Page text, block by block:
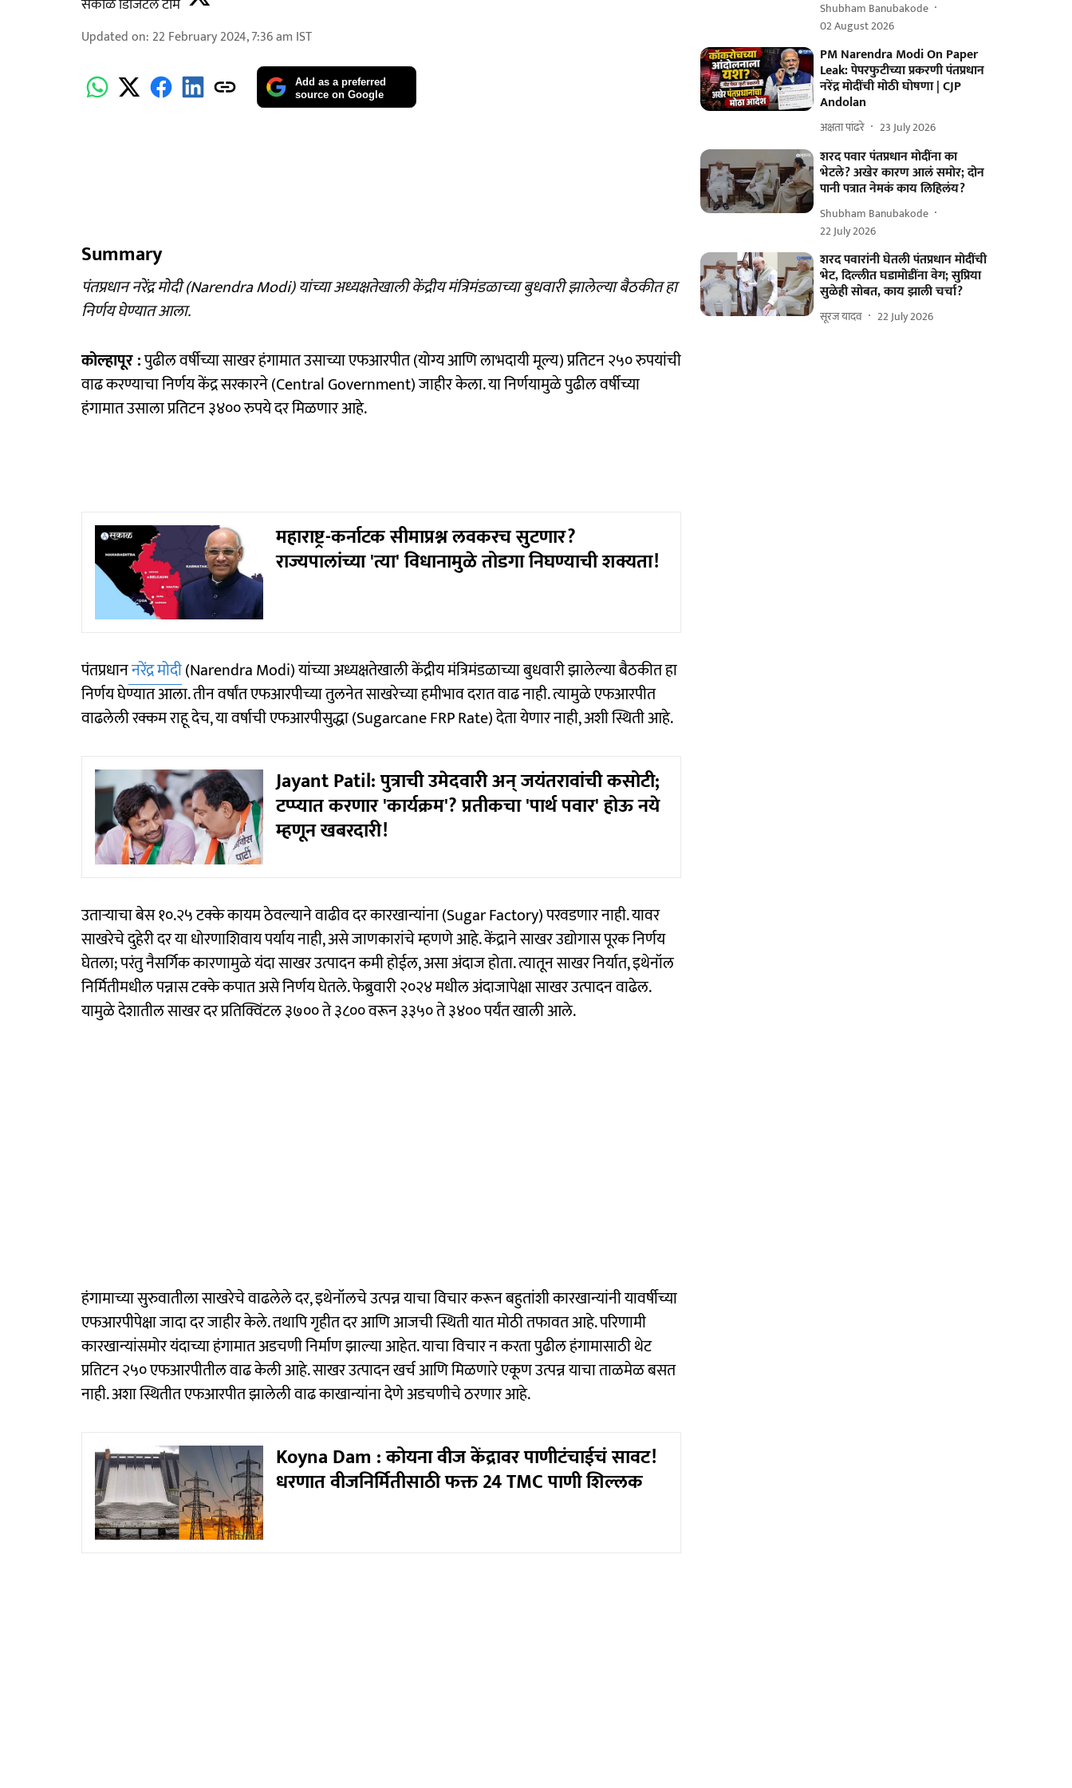
सकाळ डिजिटल टीम
Updated on: 22 February 2024, 7:36 am IST
Add as a preferred
source on Google
Summary
पंतप्रधान नरेंद्र मोदी (Narendra Modi) यांच्या अध्यक्षतेखाली केंद्रीय मंत्रिमंडळाच्या बुधवारी झालेल्या बैठकीत हा
निर्णय घेण्यात आला.
कोल्हापूर :पुढील वर्षीच्या साखर हंगामात उसाच्या एफआरपीत (योग्य आणि लाभदायी मूल्य) प्रतिटन २५० रुपयांची
वाढ करण्याचा निर्णय केंद्र सरकारने (Central Government) जाहीर केला. या निर्णयामुळे पुढील वर्षीच्या
हंगामात उसाला प्रतिटन ३४०० रुपये दर मिळणार आहे.
महाराष्ट्र-कर्नाटक सीमाप्रश्न लवकरच सुटणार?
राज्यपालांच्या 'त्या' विधानामुळे तोडगा निघण्याची शक्यता!
पंतप्रधाननरेंद्र मोदी(Narendra Modi) यांच्या अध्यक्षतेखाली केंद्रीय मंत्रिमंडळाच्या बुधवारी झालेल्या बैठकीत हा
निर्णय घेण्यात आला. तीन वर्षांत एफआरपीच्या तुलनेत साखरेच्या हमीभाव दरात वाढ नाही. त्यामुळे एफआरपीत
वाढलेली रक्कम राहू देच, या वर्षाची एफआरपीसुद्धा (Sugarcane FRP Rate) देता येणार नाही, अशी स्थिती आहे.
Jayant Patil: पुत्राची उमेदवारी अन् जयंतरावांची कसोटी;
टप्प्यात करणार 'कार्यक्रम'? प्रतीकचा 'पार्थ पवार' होऊ नये
म्हणून खबरदारी!
उताऱ्याचा बेस १०.२५ टक्के कायम ठेवल्याने वाढीव दर कारखान्यांना (Sugar Factory) परवडणार नाही. यावर
साखरेचे दुहेरी दर या धोरणाशिवाय पर्याय नाही, असे जाणकारांचे म्हणणे आहे. केंद्राने साखर उद्योगास पूरक निर्णय
घेतला; परंतु नैसर्गिक कारणामुळे यंदा साखर उत्पादन कमी होईल, असा अंदाज होता. त्यातून साखर निर्यात, इथेनॉल
निर्मितीमधील पन्नास टक्के कपात असे निर्णय घेतले. फेब्रुवारी २०२४ मधील अंदाजापेक्षा साखर उत्पादन वाढेल.
यामुळे देशातील साखर दर प्रतिक्विंटल ३७०० ते ३८०० वरून ३३५० ते ३४०० पर्यंत खाली आले.
हंगामाच्या सुरुवातीला साखरेचे वाढलेले दर, इथेनॉलचे उत्पन्न याचा विचार करून बहुतांशी कारखान्यांनी यावर्षीच्या
एफआरपीपेक्षा जादा दर जाहीर केले. तथापि गृहीत दर आणि आजची स्थिती यात मोठी तफावत आहे. परिणामी
कारखान्यांसमोर यंदाच्या हंगामात अडचणी निर्माण झाल्या आहेत. याचा विचार न करता पुढील हंगामासाठी थेट
प्रतिटन २५० एफआरपीतील वाढ केली आहे. साखर उत्पादन खर्च आणि मिळणारे एकूण उत्पन्न याचा ताळमेळ बसत
नाही. अशा स्थितीत एफआरपीत झालेली वाढ काखान्यांना देणे अडचणीचे ठरणार आहे.
Koyna Dam : कोयना वीज केंद्रावर पाणीटंचाईचं सावट!
धरणात वीजनिर्मितीसाठी फक्त 24 TMC पाणी शिल्लक
Shubham Banubakode
02 August 2026
PM Narendra Modi On Paper
Leak: पेपरफुटीच्या प्रकरणी पंतप्रधान
नरेंद्र मोदींची मोठी घोषणा | CJP
Andolan
अक्षता पांढरे 23 July 2026
शरद पवार पंतप्रधान मोदींना का
भेटले? अखेर कारण आलं समोर; दोन
पानी पत्रात नेमकं काय लिहिलंय?
Shubham Banubakode
22 July 2026
शरद पवारांनी घेतली पंतप्रधान मोदींची
भेट, दिल्लीत घडामोडींना वेग; सुप्रिया
सुळेही सोबत, काय झाली चर्चा?
सूरज यादव 22 July 2026